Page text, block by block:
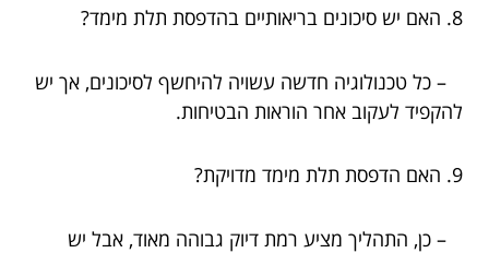
8. האם יש סיכונים בריאותיים בהדפסת תלת מימד?
– כל טכנולוגיה חדשה עשויה להיחשף לסיכונים, אך יש
להקפיד לעקוב אחר הוראות הבטיחות.
9. האם הדפסת תלת מימד מדויקת?
– כן, התהליך מציע רמת דיוק גבוהה מאוד, אבל יש